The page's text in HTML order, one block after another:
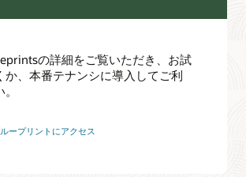
の詳細をご覧いただき、お試
か、本番テナンシに導入してご利
ープリントにアクセス